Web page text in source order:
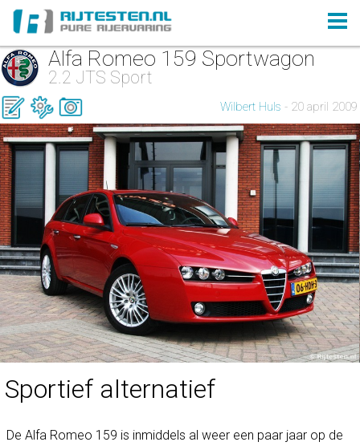
Alfa Romeo 159 Sportwagon
2.2 JTS Sport
Wilbert Huls - 20 april 2009
Sportief alternatief
De Alfa Romeo 159 is inmiddels al weer een paar jaar op de